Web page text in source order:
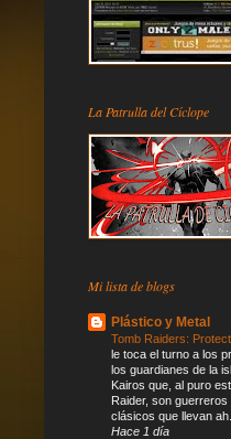
La Patrulla del Cíclope
Mi lista de blogs
Plástico y Metal
Tomb Raiders:
le toca el turno a los
los guardianes de la
Kairos que, al puro
Raider, son guerreros
clásicos que llevan ah...
Hace 1 día